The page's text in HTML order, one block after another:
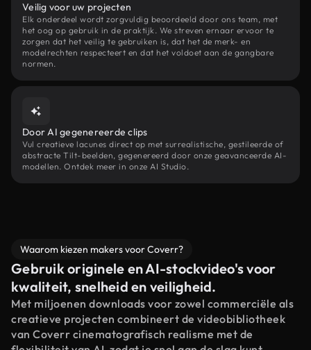
Veilig voor uw projecten
Elk onderdeel wordt zorgvuldig beoordeeld door ons team, met
het oog op gebruik in de praktijk. We streven ernaar ervoor te
zorgen dat het veilig te gebruiken is, dat het de merk- en
modelrechten respecteert en dat het voldoet aan de gangbare
normen.
Door AI gegenereerde clips
Vul creatieve lacunes direct op met surrealistische, gestileerde of
abstracte Tilt-beelden, gegenereerd door onze geavanceerde AI-
modellen. Ontdek meer in onze AI Studio.
Waarom kiezen makers voor Coverr?
Gebruik originele en AI-stockvideo's voor
kwaliteit, snelheid en veiligheid.
Met miljoenen downloads voor zowel commerciële als
creatieve projecten combineert de videobibliotheek
van Coverr cinematografisch realisme met de